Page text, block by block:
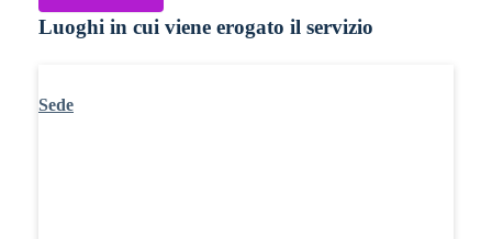
Luoghi in cui viene erogato il servizio
Sede